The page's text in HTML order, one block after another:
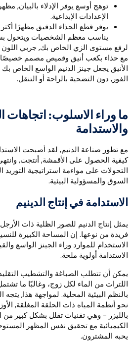
توهج أوسع يوفر الإدلاء بالبيان,
الإعدادات الإبداعية.
يوفر قطع الحذاء الدقيق مظهرًا أكثر
يناسب معظم الشخصيات ويتحول
مستوى الزي الخاص بك, جربي اللون
حذاء بكعب أنيق وقميص مصمم خصيصًا.
يجعل جينز الدنيم الواسع الخاص بك
دون التضحية بالراحة أو التنقل.
وراء الاسلوب: اتجاهات
تطور صناعة الدنيم, لقد أصبحت
الحصول على الأقمشة, أنتجت,
على مواءمة استراتيجية التوريد
والمسؤولية البيئية.
في إنتاج الدينيم
إنتاج الدنيم للصور الظلية ذات الأرجل
من نوعها. إن المساحة الكبيرة للنسيج
للموارد وراء الجينز الواسع
أولوية ملحة.
أن تتطلب الصباغة والتشطيب التقليدي
من الماء لكل زوج، وغالبًا ما تشتمل
البيئية المحلية. لمواجهة هذا, يتجه
أنظمة المياه ذات الحلقة المغلقة,
- وهي تقنيات تقلل بشكل كبير من
مع تحقيق نفس المظهر
المشترون.